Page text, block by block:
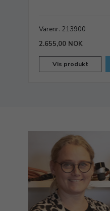
Varenr. 213900
2.655,00 NOK
Vis produkt